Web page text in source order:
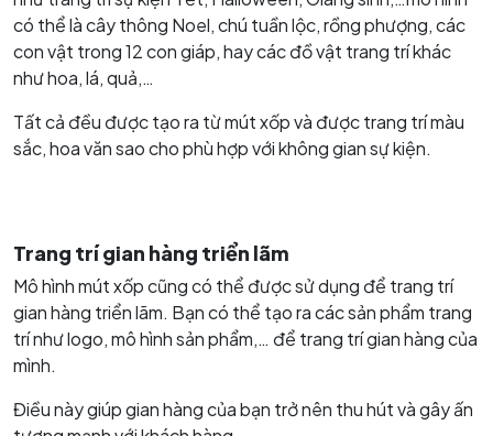
có thể là cây thông Noel, chú tuần lộc, rồng phượng, các
con vật trong 12 con giáp, hay các đồ vật trang trí khác
như hoa, lá, quả,…
Tất cả đều được tạo ra từ mút xốp và được trang trí màu
sắc, hoa văn sao cho phù hợp với không gian sự kiện.
Trang trí gian hàng triển lãm
Mô hình mút xốp cũng có thể được sử dụng để trang trí
gian hàng triển lãm. Bạn có thể tạo ra các sản phẩm trang
trí như logo, mô hình sản phẩm,… để trang trí gian hàng của
mình.
Điều này giúp gian hàng của bạn trở nên thu hút và gây ấn